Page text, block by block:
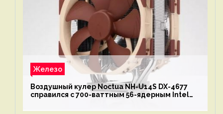
Железо
Воздушный кулер Noctua NH-U14S DX-4677
справился с 700-ваттным 56-ядерным Intel